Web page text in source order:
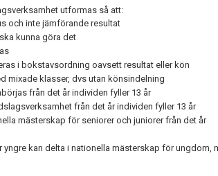
utformas så att:
och inte jämförande resultat
kunna göra det
i bokstavsordning oavsett resultat eller kön
mixade klasser, dvs utan könsindelning
från det år individen fyller 13 år
från det år individen fyller 13 år
mästerskap för seniorer och juniorer från det år
yngre kan delta i nationella mästerskap för ungdom,